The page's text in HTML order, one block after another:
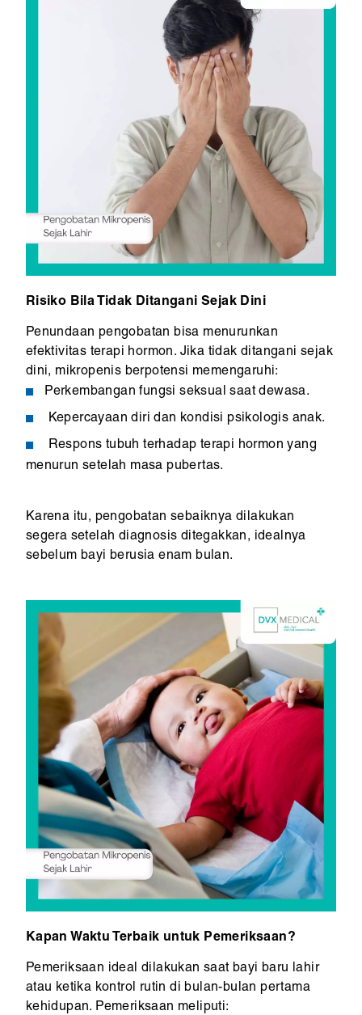
Risiko Bila Tidak Ditangani Sejak Dini
Penundaan pengobatan bisa menurunkan
efektivitas terapi hormon. Jika tidak ditangani sejak
dini, mikropenis berpotensi memengaruhi:
Perkembangan fungsi seksual saat dewasa.
Kepercayaan diri dan kondisi psikologis anak.
Respons tubuh terhadap terapi hormon yang
menurun setelah masa pubertas.
Karena itu, pengobatan sebaiknya dilakukan
segera setelah diagnosis ditegakkan, idealnya
sebelum bayi berusia enam bulan.
Kapan Waktu Terbaik untuk Pemeriksaan?
Pemeriksaan ideal dilakukan saat bayi baru lahir
atau ketika kontrol rutin di bulan-bulan pertama
kehidupan. Pemeriksaan meliputi: